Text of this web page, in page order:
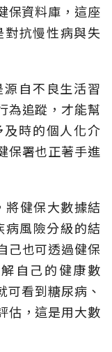
保資料庫，這座
抗慢性病與失
自不良生活習
為追蹤，才能幫
時的個人化介
保署也正著手進
健保大數據結
風險分級的結
己也可透過健保
自己的健康數
看到糖尿病、
估，這是用大數